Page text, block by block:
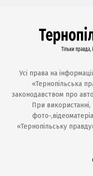
Усі права на
«Тернопільська
законодавством про
При
фото-
«Тернопільську